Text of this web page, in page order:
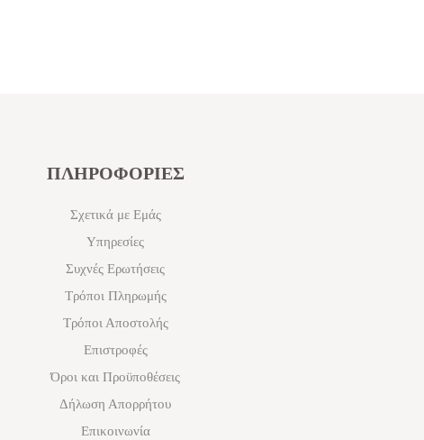
ΠΛΗΡΟΦΟΡΙΕΣ
Σχετικά με Εμάς
Υπηρεσίες
Συχνές Ερωτήσεις
Τρόποι Πληρωμής
Τρόποι Αποστολής
Επιστροφές
Όροι και Προϋποθέσεις
Δήλωση Απορρήτου
Επικοινωνία